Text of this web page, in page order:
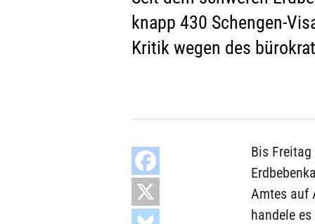
knapp 430 Schengen-
Kritik wegen des
Bis
Amtes auf
handele